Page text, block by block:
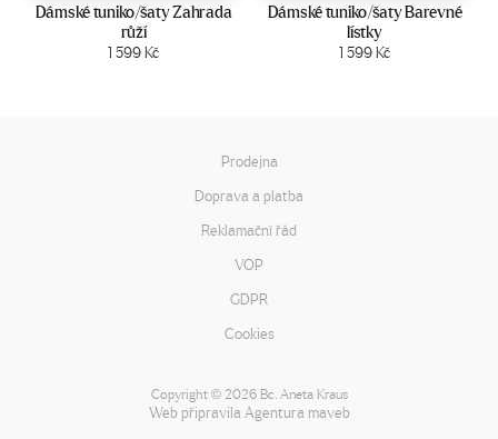
Dámské tuniko/šaty Zahrada
růží
1 599Kč
Zobrazit produkt
Dámské tuniko/šaty Barevné
lístky
1 599Kč
Zobrazit produkt
Prodejna
Doprava a platba
Reklamační řád
VOP
GDPR
Cookies
Copyright ©2026 Bc. Aneta Kraus
Web připravila Agentura maveb